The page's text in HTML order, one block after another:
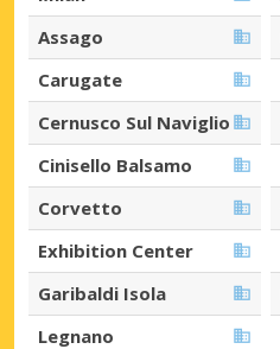
Assago
Carugate
Cernusco Sul Naviglio
Cinisello Balsamo
Corvetto
Exhibition Center
Garibaldi Isola
Legnano